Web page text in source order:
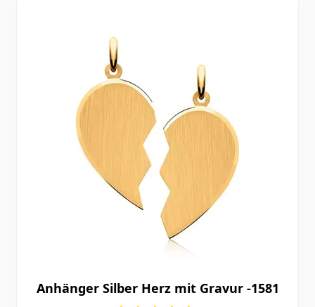
Anhänger Silber Herz mit Gravur -1581